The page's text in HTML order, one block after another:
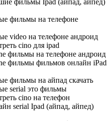
фильмы на телефоне
video на телефоне андроид
cino для ipad
фильмы на телефоне андроид
фильмы фильмов онлайн iPad
фильмы на айпад скачать
serial это фильмы
cino на телефон
serial Ipad (айпад, айпед)